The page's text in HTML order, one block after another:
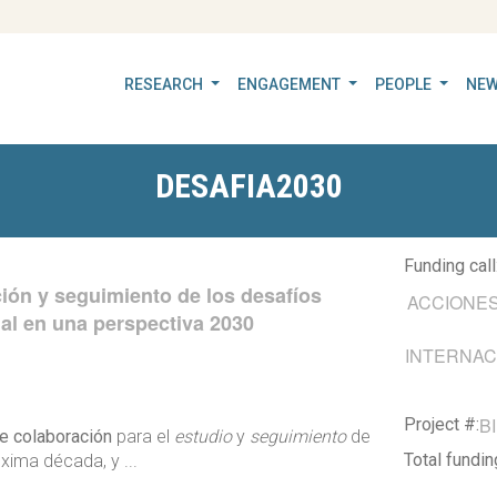
RESEARCH ENGAGEMENT PEOPLE
DESAFIA2030
y seguimiento de los desafíos
en una perspectiva 2030
colaboración para el estudioy seguimiento de
década, y ...
Funding
Project #:
Total